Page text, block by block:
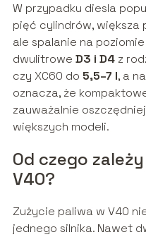
W przypadku diesla
pięć cylindrów, większa
ale spalanie na poziomie
dwulitrowe D3 i D4z
czy XC60 do 5,5–7 l, a
oznacza, że
zauważalnie
większych modeli.
Od czego
V40?
Zużycie paliwa w V40
jednego silnika. Nawet